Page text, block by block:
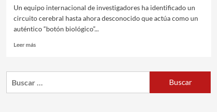
Un equipo internacional de investigadores ha identificado un
circuito cerebral hasta ahora desconocido que actúa como un
auténtico “botón biológico”...
Leer más